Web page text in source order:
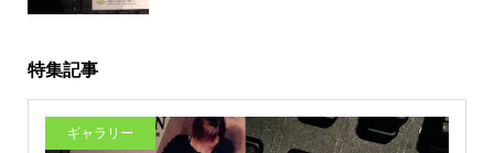
特集記事
ギャラリー